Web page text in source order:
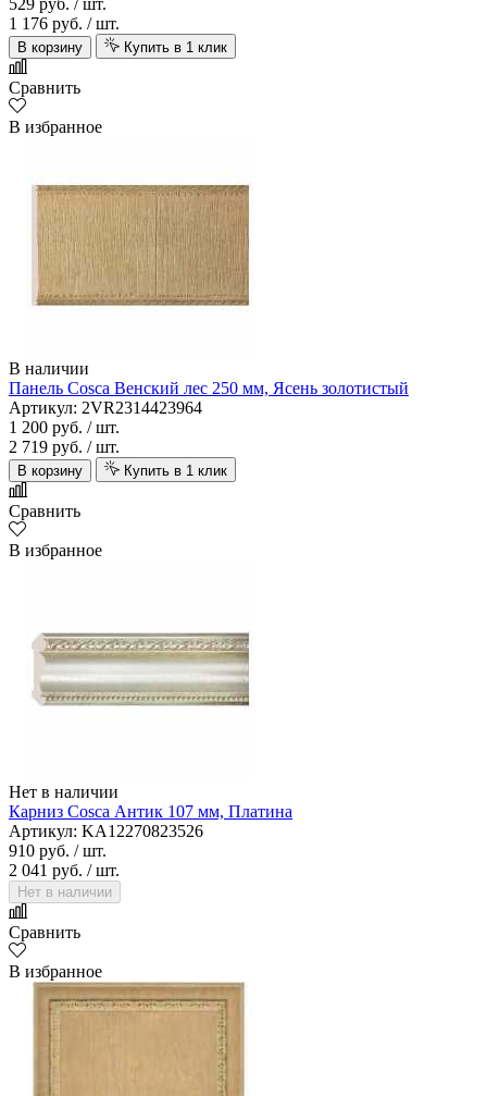
529 руб. / шт.
1 176 руб. / шт.
В корзину Купить в 1 клик
Сравнить
В избранное
В наличии
Панель Cosca Венский лес 250 мм, Ясень золотистый
Артикул: 2VR2314423964
1 200 руб. / шт.
2 719 руб. / шт.
В корзину Купить в 1 клик
Сравнить
В избранное
Нет в наличии
Карниз Cosca Антик 107 мм, Платина
Артикул: KA12270823526
910 руб. / шт.
2 041 руб. / шт.
Нет в наличии
Сравнить
В избранное